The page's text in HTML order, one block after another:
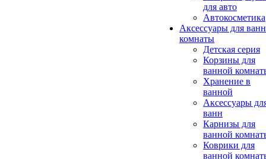
для авто
Автокосметика
Аксессуары для
комнаты
Детская серия
Корзины для
ванной
Хранение в
ванной
Аксессуары
ванн
Карнизы для
ванной
Коврики для
ванной